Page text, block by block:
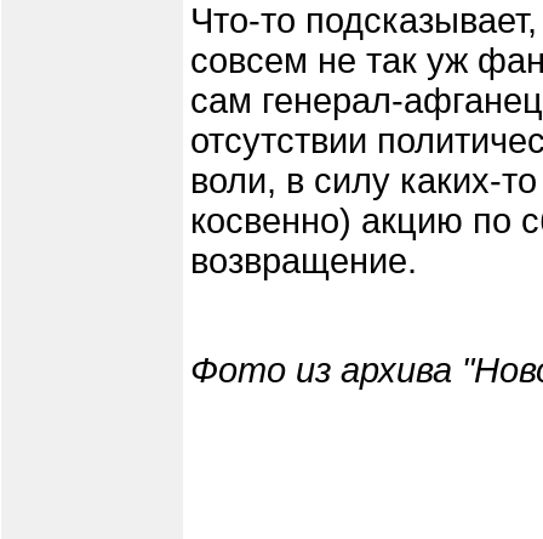
Что-то
совсем не так уж
сам генерал-
отсутствии
воли, в силу каких-
косвенно) акцию по
возвращение.
Фото из архива